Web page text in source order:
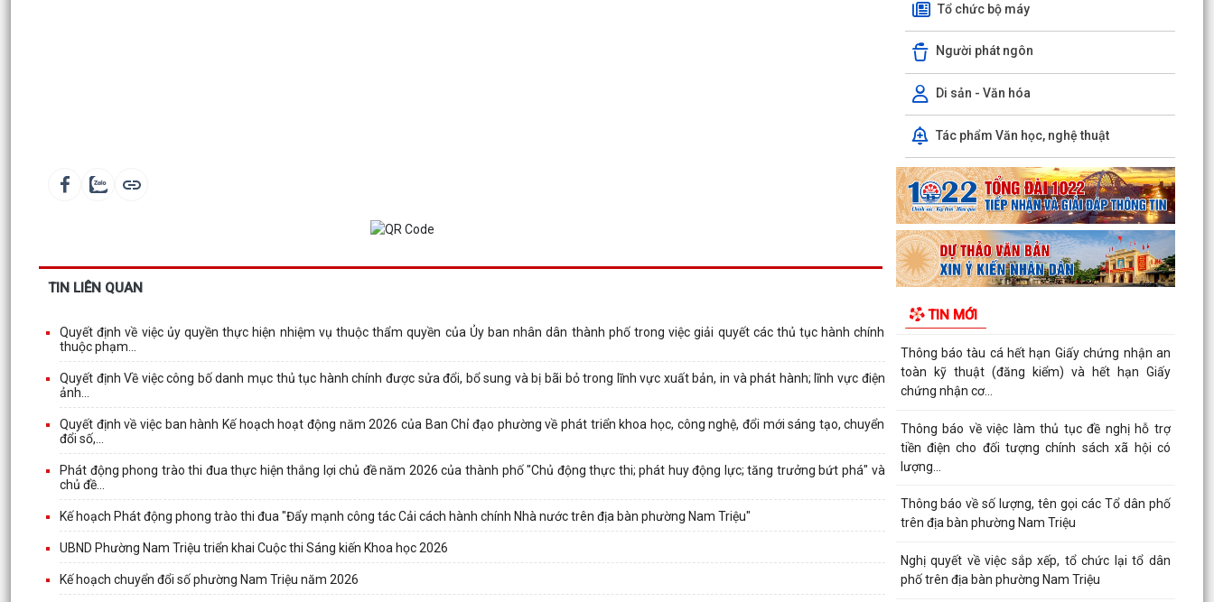
TIN LIÊN QUAN
Quyết định về việc ủy quyền thực hiện nhiệm vụ thuộc thẩm quyền của Ủy ban nhân dân thành phố trong việc giải quyết các thủ tục hành chính
thuộc phạm...
Quyết định Về việc công bố danh mục thủ tục hành chính được sửa đổi, bổ sung và bị bãi bỏ trong lĩnh vực xuất bản, in và phát hành; lĩnh vực điện
ảnh...
Quyết định về việc ban hành Kế hoạch hoạt động năm 2026 của Ban Chỉ đạo phường về phát triển khoa học, công nghệ, đổi mới sáng tạo, chuyển
đổi số,...
Phát động phong trào thi đua thực hiện thắng lợi chủ đề năm 2026 của thành phố "Chủ động thực thi; phát huy động lực; tăng trưởng bứt phá" và
chủ đề...
Kế hoạch Phát động phong trào thi đua "Đẩy mạnh công tác Cải cách hành chính Nhà nước trên địa bàn phường Nam Triệu"
UBND Phường Nam Triệu triển khai Cuộc thi Sáng kiến Khoa học 2026
Kế hoạch chuyển đổi số phường Nam Triệu năm 2026
Tổ chức bộ máy
Người phát ngôn
Di sản - Văn hóa
Tác phẩm Văn học, nghệ thuật
TIN MỚI
và tham gia Bản đồ ẩm thực số Hải Phòng
Xây dựng Bản đồ Ẩm thực số Hải Phòng và mở
rộng mô hình chuyển đổi số, thanh toán không
dùng tiền...
Kế hoạch triển khai công tác làm sạch, chuẩn
hóa dữ liệu đăng ký hộ kinh doanh, Hợp tác xã
năm 2026
PHƯỜNG NAM TRIỆU TÍCH CỰC TUYÊN TRUYỀN
HƯỚNG DẪN NÔNG DÂN PHÒNG CHỐNG NẮNG
NÓNG CHO THỦY SẢN NUÔI
Quyết định về việc ủy quyền thực hiện nhiệm vụ
phố trong...
Thông báo tàu cá hết hạn Giấy chứng nhận an
toàn kỹ thuật (đăng kiểm) và hết hạn Giấy
chứng nhận cơ...
Thông báo về việc làm thủ tục đề nghị hỗ trợ
tiền điện cho đối tượng chính sách xã hội có
lượng...
Thông báo về số lượng, tên gọi các Tổ dân phố
trên địa bàn phường Nam Triệu
Nghị quyết về việc sắp xếp, tổ chức lại tổ dân
phố trên địa bàn phường Nam Triệu